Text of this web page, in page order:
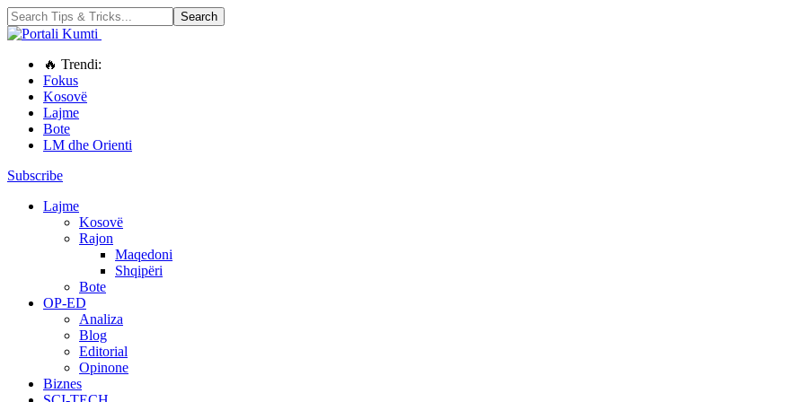
🔥 Trendi:
Fokus
Kosovë
Lajme
Bote
LM dhe Orienti
Subscribe
Lajme
Kosovë
Rajon
Maqedoni
Shqipëri
Bote
OP-ED
Analiza
Blog
Editorial
Opinone
Biznes